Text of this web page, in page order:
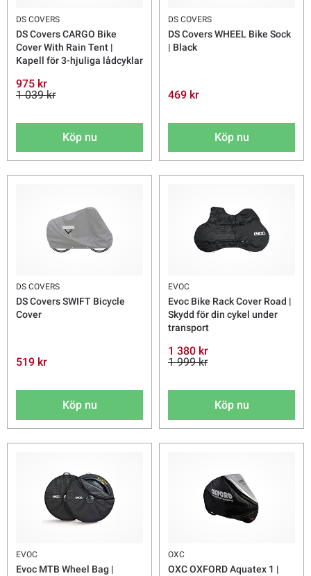
DS COVERS
DS Covers CARGO Bike
Cover With Rain Tent |
Kapell för 3-hjuliga lådcyklar
975 kr
1 039 kr
Köp nu
DS COVERS
DS Covers WHEEL Bike Sock
| Black
469 kr
Köp nu
DS COVERS
DS Covers SWIFT Bicycle
Cover
519 kr
Köp nu
EVOC
Evoc Bike Rack Cover Road |
Skydd för din cykel under
transport
1 380 kr
1 999 kr
Köp nu
EVOC
Evoc MTB Wheel Bag |
OXC
OXC OXFORD Aquatex 1 |